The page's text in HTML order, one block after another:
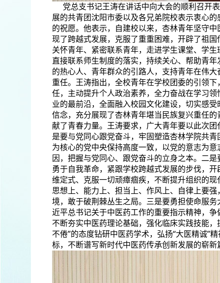
党总支书记王涛在讲话中向大会的顺利召开
展的共青团沈阳市委以及各兄弟院校表示衷心
的祝愿。他表示，自建校以来，杏林青年坚守
现了跨越式发展，克服了重重困难，开辟了祖
关怀青年、紧密联系青年，走进学生课堂、学
直接联系师生制度的落实，持续关心、帮助青
的热心人、青年群众的引路人，支持青年在伟
重任。王涛指出，全校青年在学校团委的引领
任，主动提升个人政治素养，全力奋战在学习
业的最前沿，全面融入校园文化建设，切实感
信念，充分展现了杏林青年堪当民族复兴重任
献了青春力量。王涛要求，广大青年要以此次
是要与党同心跟党奋斗，牢固塑造杏林学院共
为核心的党中央保持高度一致，以党的意志为
因，把握与党同心、跟党奋斗的立身之本。二
勇于自我革命，紧跟学校跨越式发展的步伐，
维定式、克服一切顽瘴痼疾，不断提升组织的
思想上、能力上、担当上、作风上、自律上要
境，敢于破荆棘丛生之局。三是要勇担使命服
近平总书记关于中医药工作的重要指示精神，
不断夯实中医药理论基础，强化临床实践技能
不倦”的态度钻研中医药学术，弘扬“大医精诚”
标，不断谱写新时代中医药传承创新发展的崭新